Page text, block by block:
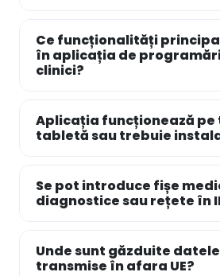
Ce funcționalități
în aplicația de
clinici?
Aplicația funcționează pe
tabletă sau trebuie
Se pot introduce fișe
diagnostice sau rețete în
Unde sunt găzduite
transmise în afara UE?